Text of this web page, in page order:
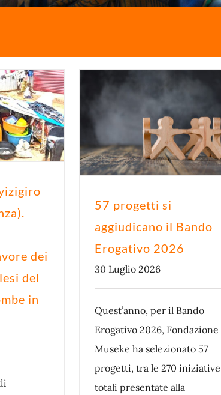
dei
del
in
aggiudicano il Bando
Erogativo 2026
57 progetti si
aggiudicano il Bando
Erogativo 2026
30 Luglio 2026
Quest’anno, per il Bando
Erogativo 2026, Fondazione
Museke ha selezionato 57
progetti, tra le 270 iniziative
totali presentate alla